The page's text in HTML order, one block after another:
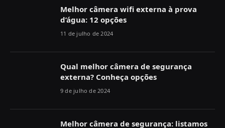
Melhor câmera wifi externa à prova
d’água: 12 opções
11 de julho de 2024
Qual melhor câmera de segurança
externa? Conheça opções
9 de julho de 2024
Melhor câmera de segurança: listamos